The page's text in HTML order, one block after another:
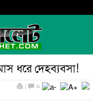
ধরে দেহব্যবসা!
| ০